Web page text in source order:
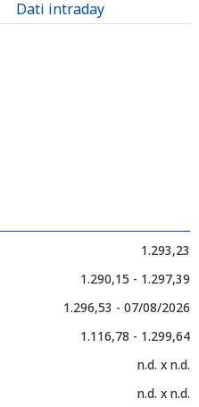
Dati intraday
1.293,23
1.290,15 - 1.297,39
1.296,53 - 07/08/2026
1.116,78 - 1.299,64
n.d. x n.d.
n.d. x n.d.